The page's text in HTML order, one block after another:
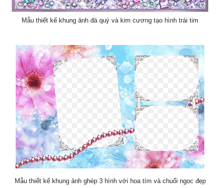
Mẫu thiết kế khung ảnh đá quý và kim cương tạo hình trái tim
Mẫu thiết kế khung ảnh ghép 3 hình với hoa tím và chuổi ngọc đẹp